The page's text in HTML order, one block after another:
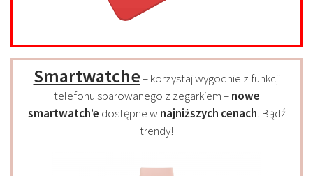
Smartwatche– korzystaj wygodnie z funkcji
telefonu sparowanego z zegarkiem –nowe
smartwatch’e dostępne w najniższych cenach. Bądź
trendy!